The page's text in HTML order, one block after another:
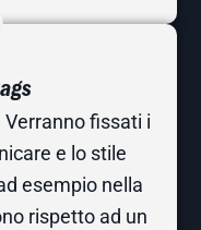
fissati i
e lo stile
esempio nella
rispetto ad un